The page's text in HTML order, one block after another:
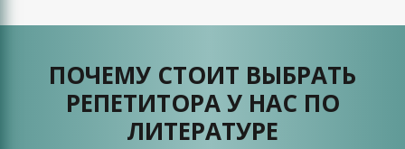
ПОЧЕМУ СТОИТ ВЫБРАТЬ
РЕПЕТИТОРА У НАС ПО
ЛИТЕРАТУРЕ